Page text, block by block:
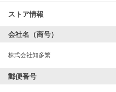
ストア情報
会社名（商号）
株式会社知多繁
郵便番号